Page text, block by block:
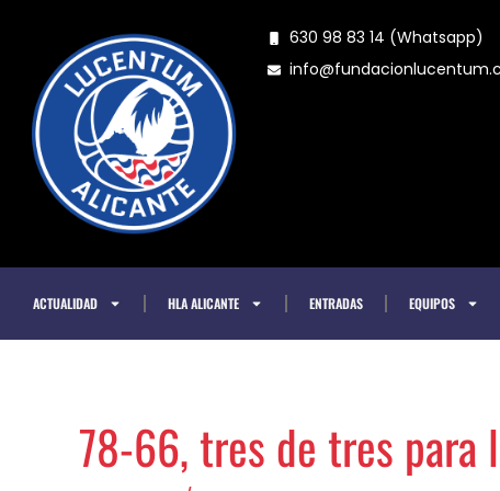
contenido
630 98 83 14 (Whatsapp)
ACTUALIDAD HLA ALICANTE ENTRADAS EQUIPOS
78-66, tres de tres para